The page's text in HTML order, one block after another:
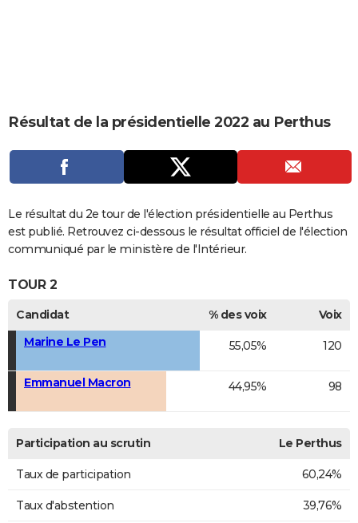
CARTE DE VOEUX
DICTIONNAIRE
Dictionnaire
Biographies
Expressions
Proverbes
PROGRAMME TV
COPAINS D'AVANT
S'inscrire
Se connecter
Lycées
Collèges
Primaires
Universités
Entreprises
Service militaire
Avis de recherche
AVIS DE DÉCÈS
FORUM
Bricolage
Culture
Television
Voyage
Résultat de la présidentielle 2022 au Perthus
Le résultat du 2e tour de l'élection présidentielle au Perthus
est publié. Retrouvez ci-dessous le résultat officiel de l'élection
communiqué par le ministère de l'Intérieur.
TOUR 2
Candidat % des voix
Voix
Marine Le Pen
55,05% 120
Emmanuel Macron 44,95% 98
Participation au scrutin Le Perthus
Taux de participation 60,24%
Taux d'abstention 39,76%